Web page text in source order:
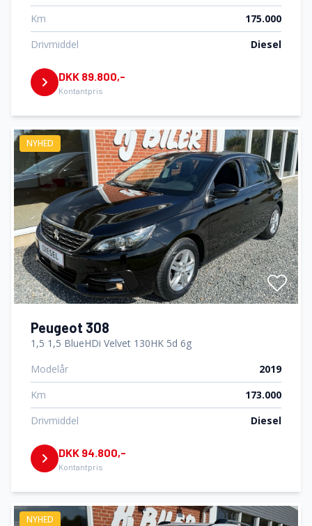
Km
175.000
Drivmiddel
Diesel
DKK 89.800,-
Kontantpris
NYHED
Peugeot 308
1,5 1,5 BlueHDi Velvet 130HK 5d 6g
Modelår
2019
Km
173.000
Drivmiddel
Diesel
DKK 94.800,-
Kontantpris
NYHED